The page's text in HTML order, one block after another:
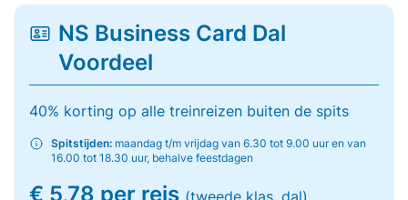
NS Business Card Dal
Voordeel
40% korting op alle treinreizen buiten de spits
Spitstijden: maandag t/m vrijdag van 6.30 tot 9.00 uur en van
16.00 tot 18.30 uur, behalve feestdagen
€ 5,78 per reis (tweede klas, dal)